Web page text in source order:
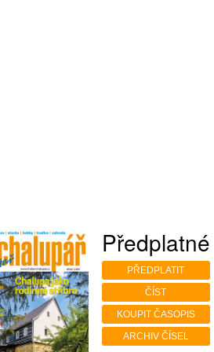
Předplatné
PŘEDPLATIT
ČÍST
KOUPIT ČASOPIS
ARCHIV ČÍSEL